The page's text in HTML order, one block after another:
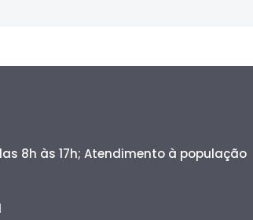
8h às 17h; Atendimento à população